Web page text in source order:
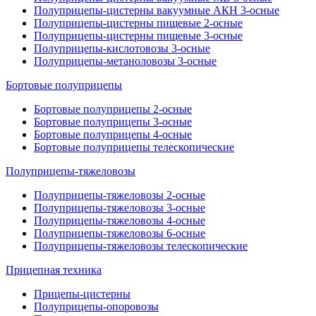
Полуприцепы-цистерны вакуумные АКН 3-осные
Полуприцепы-цистерны пищевые 2-осные
Полуприцепы-цистерны пищевые 3-осные
Полуприцепы-кислотовозы 3-осные
Полуприцепы-метаноловозы 3-осные
Бортовые полуприцепы
Бортовые полуприцепы 2-осные
Бортовые полуприцепы 3-осные
Бортовые полуприцепы 4-осные
Бортовые полуприцепы телескопические
Полуприцепы-тяжеловозы
Полуприцепы-тяжеловозы 2-осные
Полуприцепы-тяжеловозы 3-осные
Полуприцепы-тяжеловозы 4-осные
Полуприцепы-тяжеловозы 6-осные
Полуприцепы-тяжеловозы телескопические
Прицепная техника
Прицепы-цистерны
Полуприцепы-опоровозы